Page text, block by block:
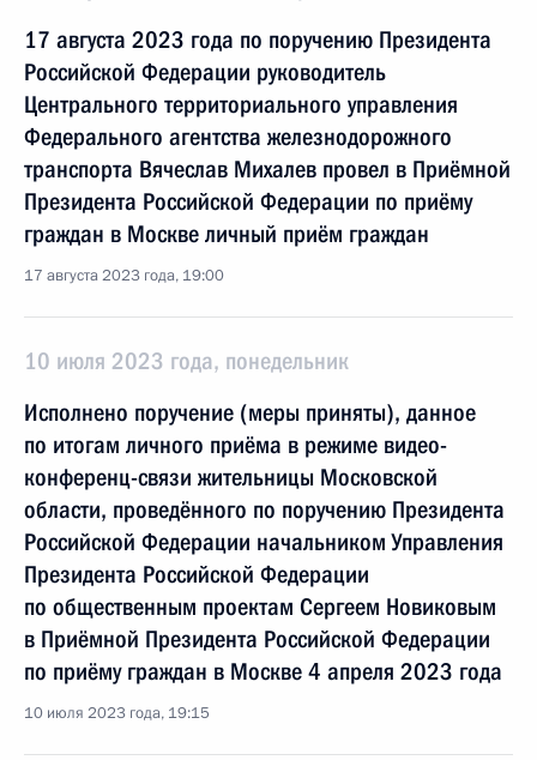
17 августа 2023 года по поручению Президента
Российской Федерации руководитель
Центрального территориального управления
Федерального агентства железнодорожного
транспорта Вячеслав Михалев провел в Приёмной
Президента Российской Федерации по приёму
граждан в Москве личный приём граждан
17 августа 2023 года, 19:00
10 июля 2023 года, понедельник
Исполнено поручение (меры приняты), данное
по итогам личного приёма в режиме видео-
конференц-связи жительницы Московской
области, проведённого по поручению Президента
Российской Федерации начальником Управления
Президента Российской Федерации
по общественным проектам Сергеем Новиковым
в Приёмной Президента Российской Федерации
по приёму граждан в Москве 4 апреля 2023 года
10 июля 2023 года, 19:15